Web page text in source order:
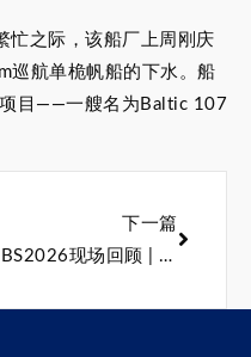
忙之际，该船厂上周刚庆
巡航单桅帆船的下水。船
目——一艘名为Baltic 107
下一篇
CIBS2026现场回顾 | 中国智造 绿电扬帆：赋能绿色航海，彰显国产新能源硬实力！